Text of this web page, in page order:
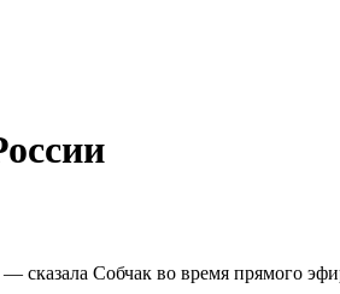
сказала Собчак во время прямого